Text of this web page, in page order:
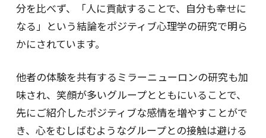
分を比べず、「人に貢献することで、自分も幸せに
なる」という結論をポジティブ心理学の研究で明ら
かにされています。
他者の体験を共有するミラーニューロンの研究も加
味され、笑顔が多いグループとともにいることで、
先にご紹介したポジティブな感情を増やすことがで
き、心をむしばむようなグループとの接触は避ける